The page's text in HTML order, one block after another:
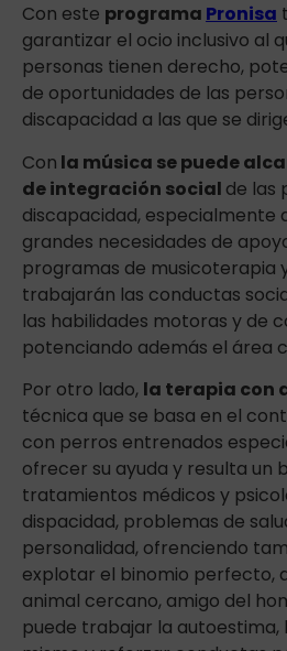
Con este programa Pronisa
garantizar el ocio inclusivo al
personas tienen derecho,
de oportunidades de las
discapacidad a las que se
Con la música se puede
de integración social de las
discapacidad, especialmente
grandes necesidades de
programas de musicoterapia
trabajarán las conductas
las habilidades motoras y de
potenciando además el área
Por otro lado, la terapia con
técnica que se basa en el
con perros entrenados
ofrecer su ayuda y resulta un
tratamientos médicos y
dispacidad, problemas de
personalidad, ofrenciendo
explotar el binomio perfecto,
animal cercano, amigo del
puede trabajar la autoestima,